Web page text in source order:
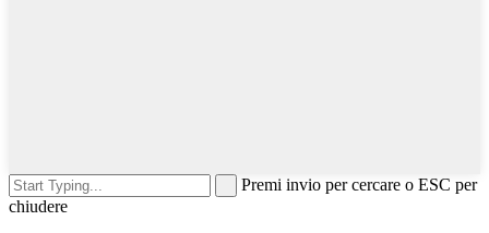
Premi invio per cercare o ESC per
chiudere